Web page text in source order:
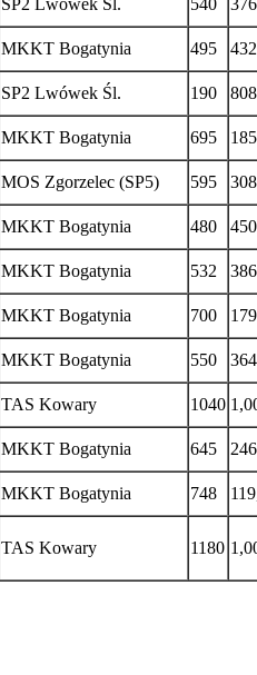
MKKT Bogatynia 495
SP2 Lwówek Śl. 190
MKKT Bogatynia 695
MOS Zgorzelec (SP5) 595
MKKT Bogatynia 480
MKKT Bogatynia 532
MKKT Bogatynia 700
MKKT Bogatynia 550
TAS Kowary 1040
MKKT Bogatynia 645
MKKT Bogatynia 748
TAS Kowary 1180